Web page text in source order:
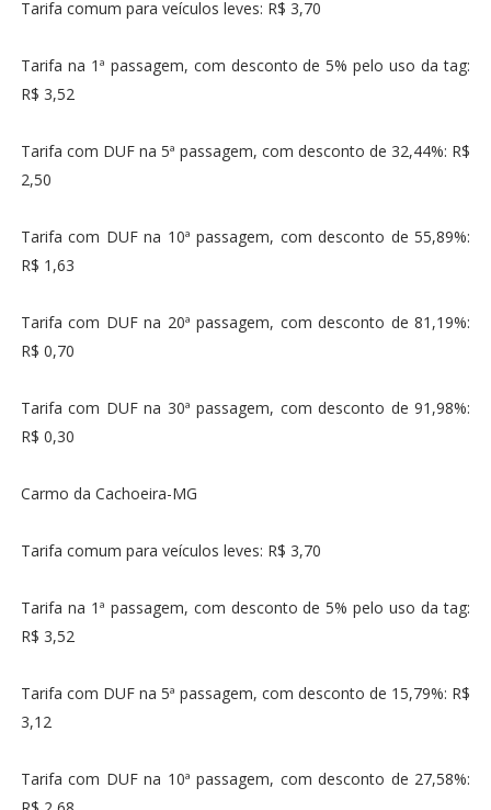
Tarifa comum para veículos leves: R$ 3,70
Tarifa na 1ª passagem, com desconto de 5% pelo uso da tag:
R$ 3,52
Tarifa com DUF na 5ª passagem, com desconto de 32,44%: R$
2,50
Tarifa com DUF na 10ª passagem, com desconto de 55,89%:
R$ 1,63
Tarifa com DUF na 20ª passagem, com desconto de 81,19%:
R$ 0,70
Tarifa com DUF na 30ª passagem, com desconto de 91,98%:
R$ 0,30
Carmo da Cachoeira-MG
Tarifa comum para veículos leves: R$ 3,70
Tarifa na 1ª passagem, com desconto de 5% pelo uso da tag:
R$ 3,52
Tarifa com DUF na 5ª passagem, com desconto de 15,79%: R$
3,12
Tarifa com DUF na 10ª passagem, com desconto de 27,58%: